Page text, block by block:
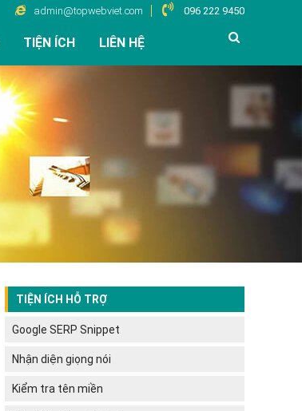
admin@topwebviet.com 096 222 9450
TIỆN ÍCH LIÊN HỆ
TIỆN ÍCH HỖ TRỢ
Google SERP Snippet
Nhận diện giọng nói
Kiểm tra tên miền